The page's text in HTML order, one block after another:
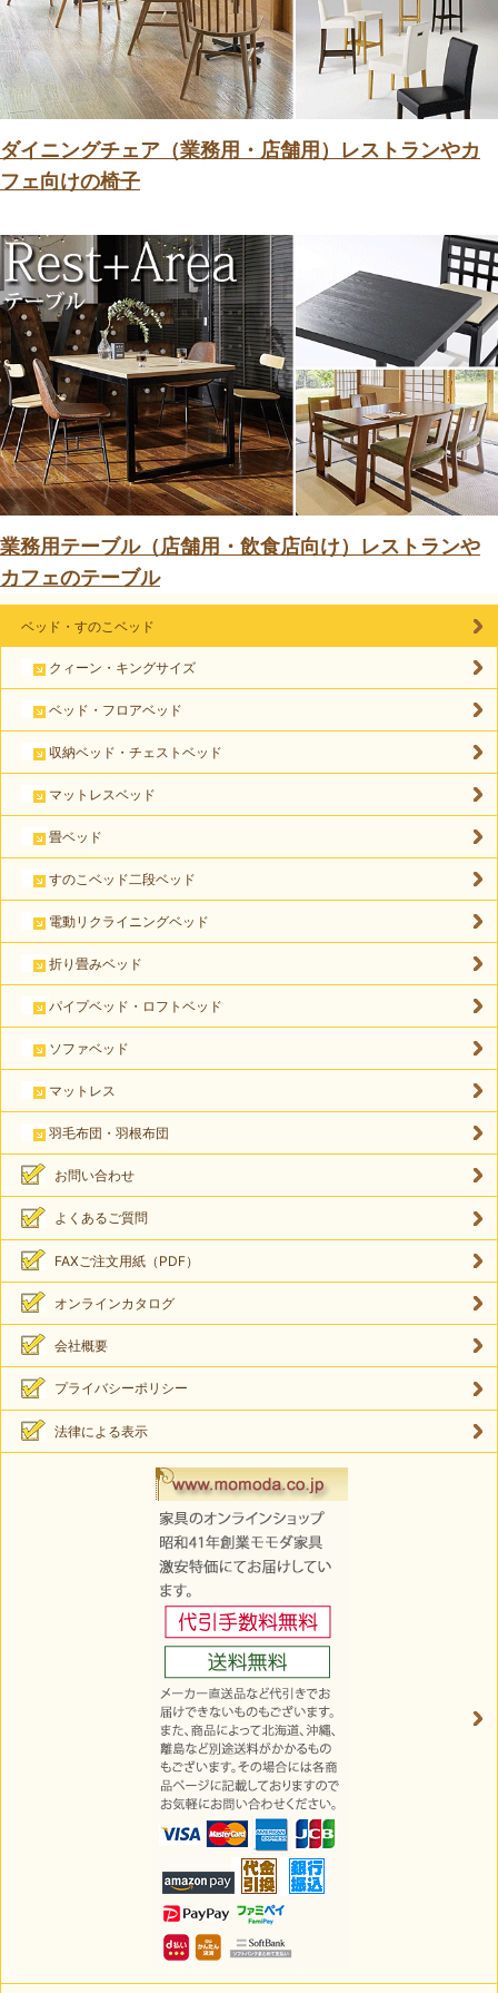
ダイニングチェア（業務用・店舗用）レストランやカ
フェ向けの椅子
業務用テーブル（店舗用・飲食店向け）レストランや
カフェのテーブル
ベッド・すのこベッド
クィーン・キングサイズ
ベッド・フロアベッド
収納ベッド・チェストベッド
マットレスベッド
畳ベッド
すのこベッド二段ベッド
電動リクライニングベッド
折り畳みベッド
パイプベッド・ロフトベッド
ソファベッド
マットレス
羽毛布団・羽根布団
お問い合わせ
よくあるご質問
FAXご注文用紙（PDF）
オンラインカタログ
会社概要
プライバシーポリシー
法律による表示